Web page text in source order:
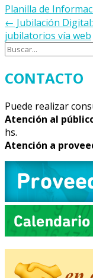
Navegación
de
la
entrada
Planilla de
← Jubilación
jubilatorios vía web
CONTACTO
Puede realizar
Atención al
hs.
Atención a